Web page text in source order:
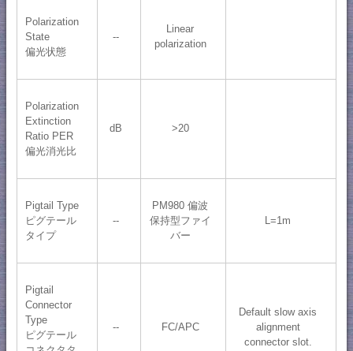
Polarization
State
偏光状態
--
Linear
polarization
Polarization
Extinction
Ratio PER
偏光消光比
dB >20
Pigtail Type
ピグテール
タイプ
--
PM980 偏波
保持型ファイ
バー
L=1m
Pigtail
Connector
Type
ピグテール
-- FC/APC
Default slow axis
alignment
connector slot.